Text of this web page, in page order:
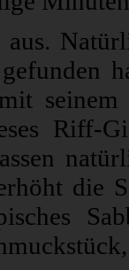
aus.
Riff-
die